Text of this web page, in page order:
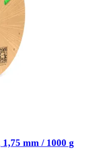
mm / 1000 g